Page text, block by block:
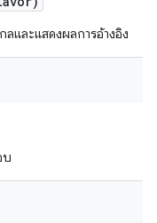
ลและแสดงผลการอ้างอิง
บ